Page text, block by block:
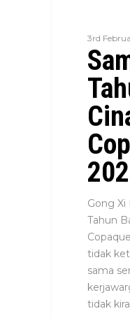
3rd
Gong Xi
Tahun
tidak
sama
tidak